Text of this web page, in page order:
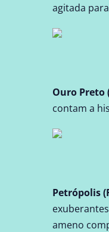
agitada
Ouro Preto
contam a
Petrópolis
ameno